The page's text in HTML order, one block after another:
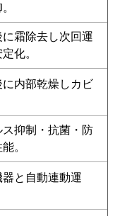
霜除去し次回運
化。
に内部乾燥しカビ
ス抑制・抗菌・防
。
と自動連動運